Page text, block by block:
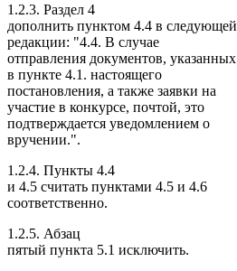
1.2.3. Раздел 4
дополнить пунктом 4.4 в следующей
редакции: "4.4. В случае
отправления документов, указанных
в пункте 4.1. настоящего
постановления, а также заявки на
участие в конкурсе, почтой, это
подтверждается уведомлением о
вручении.".
1.2.4. Пункты 4.4
и 4.5 считать пунктами 4.5 и 4.6
соответственно.
1.2.5. Абзац
пятый пункта 5.1 исключить.